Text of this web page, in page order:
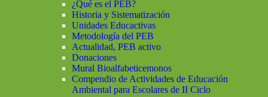
¿Qué es el PEB?
Historia y Sistematización
Unidades Educactivas
Metodología del PEB
Actualidad, PEB activo
Donaciones
Mural Bioalfabeticemonos
Compendio de Actividades de Educación
Ambiental para Escolares de II Ciclo